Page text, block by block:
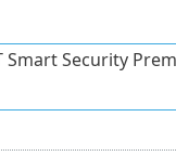
Smart Security